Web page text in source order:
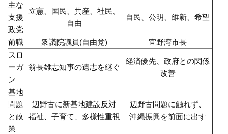
主な
支援
政党
立憲、国民、共産、社民、
自由
自民、公明、維新、希望
前職 衆議院議員(自由党)
宜野湾市長
スロ
ーガ
ン
翁長雄志知事の遺志を継ぐ
経済優先、政府との関係
改善
基地
問題
と政
策
辺野古に新基地建設反対
福祉、子育て、多様性重視
辺野古問題に触れず、
沖縄振興を前面に出す